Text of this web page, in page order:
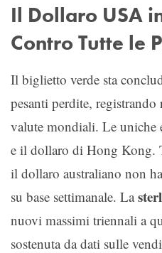
Il Dollaro USA
Contro Tutte le
Il biglietto verde sta
pesanti perdite,
valute mondiali. Le uniche
e il dollaro di Hong Kong.
il dollaro australiano non
su base settimanale. La
nuovi massimi triennali a
sostenuta da dati sulle